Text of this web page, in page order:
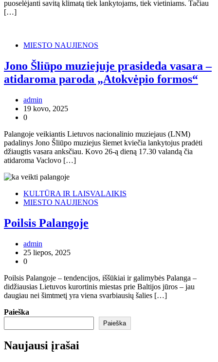
puoselėjanti savitą klimatą tiek lankytojams, tiek vietiniams. Tačiau
[…]
MIESTO NAUJIENOS
Jono Šliūpo muziejuje prasideda vasara –
atidaroma paroda „Atokvėpio formos“
admin
19 kovo, 2025
0
Palangoje veikiantis Lietuvos nacionalinio muziejaus (LNM)
padalinys Jono Šliūpo muziejus šiemet kviečia lankytojus pradėti
džiaugtis vasara anksčiau. Kovo 26-ą dieną 17.30 valandą čia
atidaroma Vaclovo […]
KULTŪRA IR LAISVALAIKIS
MIESTO NAUJIENOS
Poilsis Palangoje
admin
25 liepos, 2025
0
Poilsis Palangoje – tendencijos, iššūkiai ir galimybės Palanga –
didžiausias Lietuvos kurortinis miestas prie Baltijos jūros – jau
daugiau nei šimtmetį yra viena svarbiausių šalies […]
Paieška
Paieška
Naujausi įrašai